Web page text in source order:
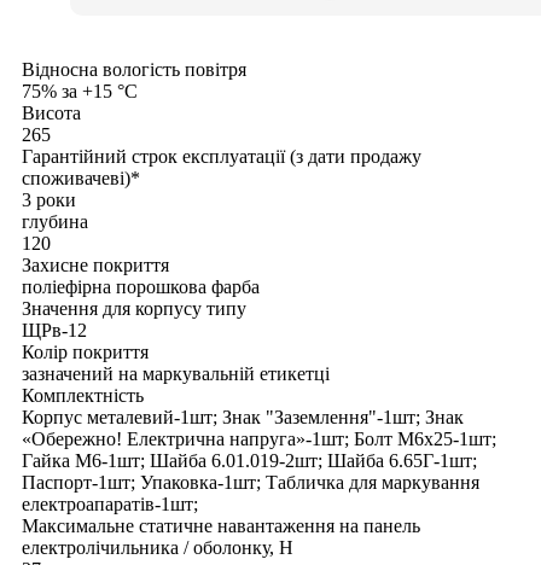
Відносна вологість повітря
75% за +15 °С
Висота
265
Гарантійний строк експлуатації (з дати продажу
споживачеві)*
3 роки
глубина
120
Захисне покриття
поліефірна порошкова фарба
Значення для корпусу типу
ЩРв-12
Колір покриття
зазначений на маркувальній етикетці
Комплектність
Корпус металевий-1шт; Знак "Заземлення"-1шт; Знак
«Обережно! Електрична напруга»-1шт; Болт М6х25-1шт;
Гайка М6-1шт; Шайба 6.01.019-2шт; Шайба 6.65Г-1шт;
Паспорт-1шт; Упаковка-1шт; Табличка для маркування
електроапаратів-1шт;
Максимальне статичне навантаження на панель
електролічильника / оболонку, Н